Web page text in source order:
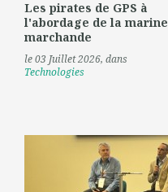
Les pirates de GPS à
l'abordage de la marine
marchande
le 03 Juillet 2026, dans
Technologies